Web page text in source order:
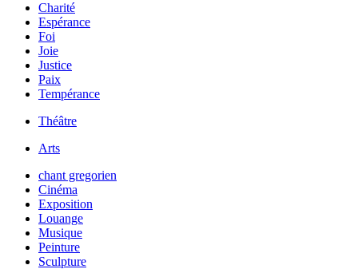
Charité
Espérance
Foi
Joie
Justice
Paix
Tempérance
Théâtre
Arts
chant gregorien
Cinéma
Exposition
Louange
Musique
Peinture
Sculpture